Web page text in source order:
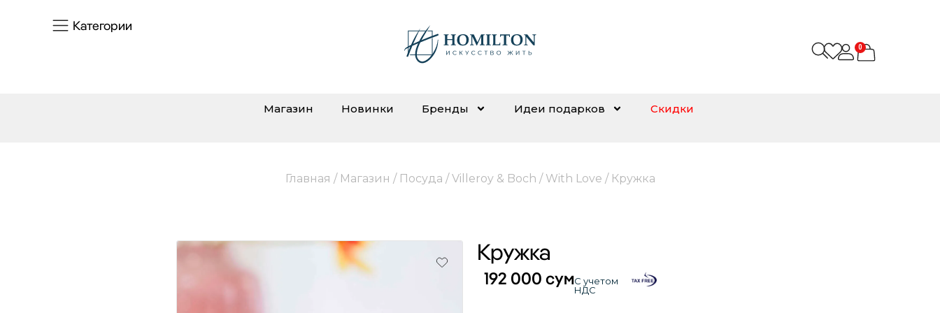
Категории
0
Магазин Новинки Бренды Идеи подарков Скидки
Главная / Магазин / Посуда / Villeroy & Boch / With Love / Кружка
Кружка
192 000 сумС учетом
НДС